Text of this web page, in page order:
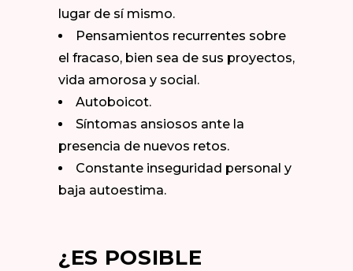
lugar de sí mismo.
Pensamientos recurrentes sobre
el fracaso, bien sea de sus proyectos,
vida amorosa y social.
Autoboicot.
Síntomas ansiosos ante la
presencia de nuevos retos.
Constante inseguridad personal y
baja autoestima.
¿ES POSIBLE